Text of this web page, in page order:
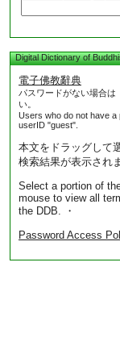
Digital Dictionary of
電子佛教辭典
パスワードがない場合は
い。
Users who do not have a
userID "guest".
本文をドラッグして
検索結果が表示され
Select a portion of
mouse to view all
the DDB. ・
Password Access